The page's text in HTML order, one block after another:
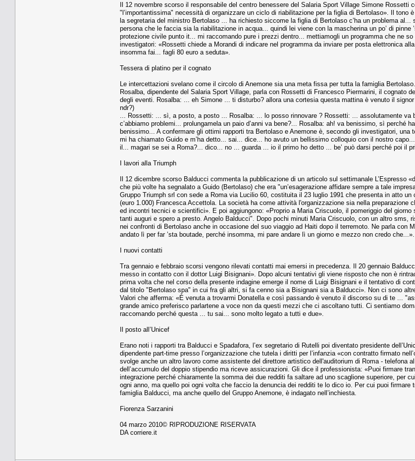
Il 12 novembre scorso il responsabile del centro benessere del Salaria Sport Village Simone Rossetti
"l’importantissima" necessità di organizzare un ciclo di riabilitazione per la figlia di Bertolaso». Il
la segretaria del ministro Bertolaso ... ha richiesto siccome la figlia di Bertolaso c’ha un problema
persona che le faccia sia la riabilitazione in acqua... quindi lei viene con la mascherina un po’ di
protezione civile punto it... mi raccomando pure i prezzi dentro... mettiamogli un programma che ne
investigatori: «Rossetti chiede a Morandi di indicare nel programma da inviare per posta elettronica
insomma fai... fagli 80 euro a seduta».
Tessera di platino per il cognato
Le intercettazioni svelano come il circolo di Anemone sia una meta fissa per tutta la famiglia
Rosalba, dipendente del Salaria Sport Village, parla con Rossetti di Francesco Piermarini, il cognato
degli eventi. Rosalba: ... eh Simone ... ti disturbo? allora una cortesia questa mattina è venuto il
ndr?)
... Rossetti: ... sì, a posto, a posto ... Rosalba: ... lo posso rinnovare ? Rossetti: ... assolutamente
c’abbiamo problemi... prolungamela un paio d’anni va bene?... Rosalba: ah! va benissimo, sì perché
benissimo... A confermare gli ottimi rapporti tra Bertolaso e Anemone è, secondo gli investigatori,
mi ha chiamato Guido e m’ha detto... sai... dice... ho avuto un bellissimo colloquio con il nostro
il... magari se sei a Roma?... dico... no ... guarda ... io il primo ho detto ... be’ può darsi perché poi il
I lavori alla Triumph
Il 12 dicembre scorso Balducci commenta la pubblicazione di un articolo sul settimanale L’Espresso
che più volte ha segnalato a Guido (Bertolaso) che era "un’esagerazione affidare sempre a tale
Gruppo Triumph srl con sede a Roma via Lucilio 60, costituita il 23 luglio 1991 che presenta in atto
(euro 1.000) Francesca Accettola. La società ha come attività l'organizzazione sia nella
ed incontri tecnici e scientifici». E poi aggiungono: «Proprio a Maria Criscuolo, il pomeriggio del
tanti auguri e spero a presto. Angelo Balducci". Dopo pochi minuti Maria Criscuolo, con un altro
nei confronti di Bertolaso anche in occasione del suo viaggio ad Haiti dopo il terremoto. Ne parla con
andato lì per far ’sta boutade, perché insomma, mi pare andare lì un giorno e mezzo non credo che...».
I nuovi contatti
Tra gennaio e febbraio scorsi vengono rilevati contatti mai emersi in precedenza. Il 20 gennaio
messo in contatto con il dottor Luigi Bisignani». Dopo alcuni tentativi gli viene risposto che non è
prima volta che nel corso della presente indagine emerge il nome di Luigi Bisignani e il tentativo di
dal titolo "Bertolaso spa" in cui fra gli altri, si fa cenno sia a Bisignani sia a Balducci». Non ci sono
Valori che afferma: «È venuta a trovarmi Donatella e così passando è venuto il discorso su di te ...
grande amico preferisco parlartene a voce non da questi mezzi che ci ascoltano tutti. Ci sentiamo
raccomando perché questa ... tu sai... sono molto legato a tutti e due».
Il posto all’Unicef
Erano noti i rapporti tra Balducci e Spadafora, l’ex segretario di Rutelli poi diventato presidente
dipendente part-time presso l’organizzazione che tutela i diritti per l’infanzia «con contratto firmato
svolge anche un altro lavoro come assistente del direttore artistico dell'auditorium di Roma - telefona
dell’accumulo del doppio stipendio ma riceve assicurazioni. Gli dice il professionista: «Puoi firmare
integrazione perché chiaramente la somma dei due redditi fa saltare ad uno scaglione superiore, per
ogni anno, ma quello poi ogni volta che faccio la denuncia dei redditi te lo dico io. Per cui puoi
famiglia Balducci, ma anche quello del Gruppo Anemone, è indagato nell’inchiesta.
Fiorenza Sarzanini
04 marzo 2010© RIPRODUZIONE RISERVATA
DA corriere.it